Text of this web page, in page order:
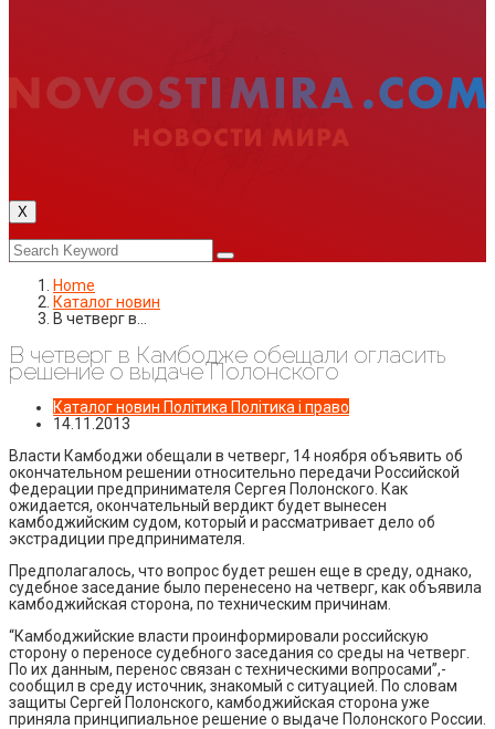
X
Home
Каталог новин
В четверг в…
В четверг в Камбодже обещали огласить
решение о выдаче Полонского
Каталог новин Політика Політика і право
14.11.2013
Власти Камбоджи обещали в четверг, 14 ноября объявить об
окончательном решении относительно передачи Российской
Федерации предпринимателя Сергея Полонского. Как
ожидается, окончательный вердикт будет вынесен
камбоджийским судом, который и рассматривает дело об
экстрадиции предпринимателя.
Предполагалось, что вопрос будет решен еще в среду, однако,
судебное заседание было перенесено на четверг, как объявила
камбоджийская сторона, по техническим причинам.
“Камбоджийские власти проинформировали российскую
сторону о переносе судебного заседания со среды на четверг.
По их данным, перенос связан с техническими вопросами”,-
сообщил в среду источник, знакомый с ситуацией. По словам
защиты Сергей Полонского, камбоджийская сторона уже
приняла принципиальное решение о выдаче Полонского России.